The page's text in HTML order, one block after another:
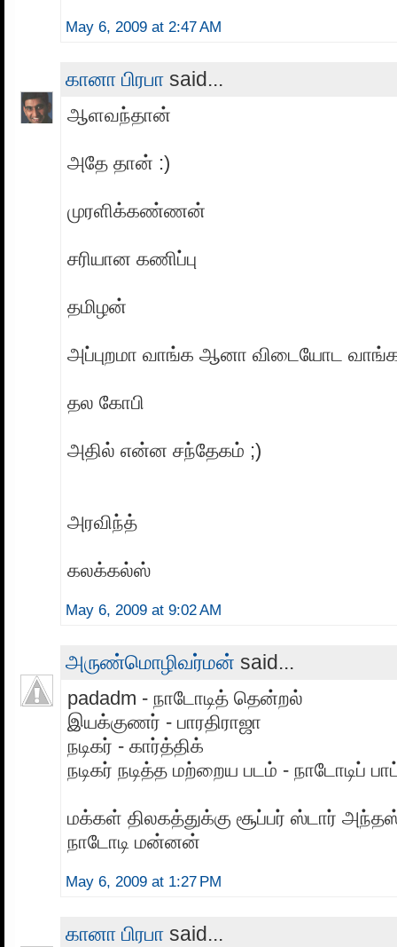
May 6, 2009 at 2:47 AM
கானா பிரபா said...
ஆளவந்தான்
அதே தான் :)
முரளிக்கண்ணன்
சரியான கணிப்பு
தமிழன்
அப்புறமா வாங்க ஆனா விடையோட
த‌ல‌ கோபி
அதில் என்ன‌ ச‌‍ந்தேகம் ;)
அர‌விந்த்
க‌ல‌க்க‌ல்ஸ்
May 6, 2009 at 9:02 AM
அருண்மொழிவர்மன் said...
padadm - நாடோடித் தென்றல்
இயக்குணர் - பாரதிராஜா
நடிகர் - கார்த்திக்
நடிகர் நடித்த மற்றைய படம் - நாடோடிப்
மக்கள் திலகத்துக்கு சூப்பர் ஸ்டார்
நாடோடி மன்னன்
May 6, 2009 at 1:27 PM
கானா பிரபா said...